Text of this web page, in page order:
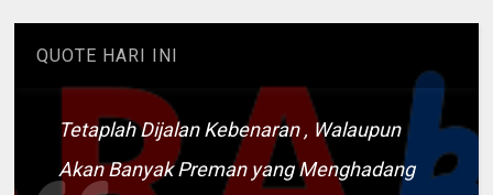
QUOTE HARI INI
Tetaplah Dijalan Kebenaran , Walaupun
Akan Banyak Preman yang Menghadang